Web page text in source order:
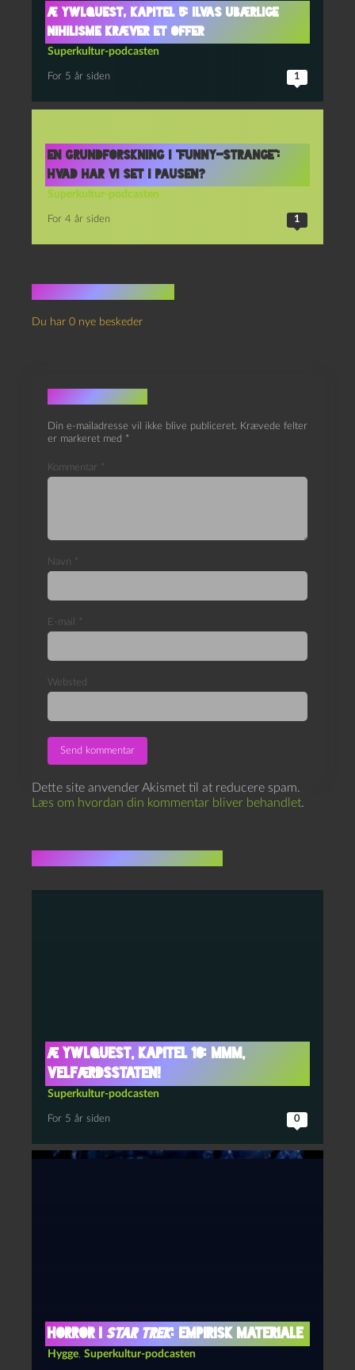
Æ YwlQuest, kapitel 5: Ilvas ubærlige
nihilisme kræver et offer
Superkultur-podcasten
For 5 år siden 1
En grundforskning i “funny-strange”:
Hvad har vi set i pausen?
Superkultur-podcasten
For 4 år siden 1
Du har 0 nye beskeder
Skriv et svar
Din e-mailadresse vil ikke blive publiceret. Krævede felter
er markeret med *
Kommentar *
Navn *
E-mail *
Websted
Dette site anvender Akismet til at reducere spam.
Læs om hvordan din kommentar bliver behandlet.
Æ YwlQuest, kapitel 10: Mmm,
velfærdsstaten!
Superkultur-podcasten
For 5 år siden 0
Horror i Star Trek: Empirisk materiale
Hygge, Superkultur-podcasten